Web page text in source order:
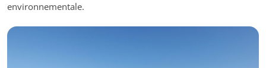
environnementale.